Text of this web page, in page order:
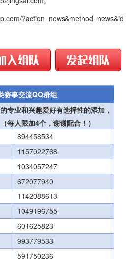
?action=news&method=news&id
赛事交流QQ群组
专业和兴趣爱好有选择性的添加，
每人限加4个，谢谢配合！）
894458534
1157022768
1034057247
672077940
1142088613
1049196755
601625823
993779533
591750236